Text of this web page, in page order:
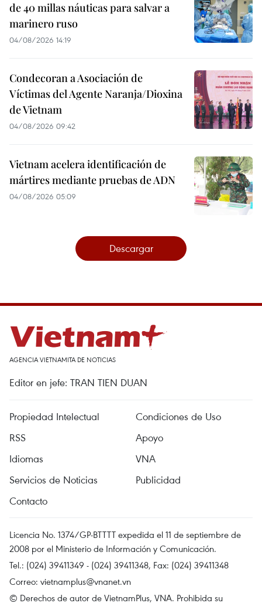
de 40 millas náuticas para salvar a
marinero ruso
04/08/2026 14:19
Condecoran a Asociación de
Víctimas del Agente Naranja/Dioxina
de Vietnam
04/08/2026 09:42
Vietnam acelera identificación de
mártires mediante pruebas de ADN
04/08/2026 05:09
Descargar
AGENCIA VIETNAMITA DE NOTICIAS
Editor en jefe: TRAN TIEN DUAN
Propiedad Intelectual
Condiciones de Uso
RSS
Apoyo
Idiomas
VNA
Servicios de Noticias
Publicidad
Contacto
Licencia No. 1374/GP-BTTTT expedida el 11 de septiembre de
2008 por el Ministerio de Información y Comunicación.
Tel.: (024) 39411349 - (024) 39411348, Fax: (024) 39411348
Correo: vietnamplus@vnanet.vn
© Derechos de autor de VietnamPlus, VNA. Prohibida su